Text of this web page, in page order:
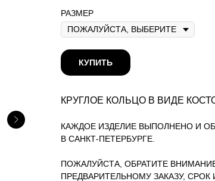
РАЗМЕР
КУПИТЬ
КРУГЛОЕ КОЛЬЦО В ВИДЕ
КАЖДОЕ ИЗДЕЛИЕ ВЫПОЛНЕНО И
В САНКТ-ПЕТЕРБУРГЕ.
ПОЖАЛУЙСТА, ОБРАТИТЕ
ПРЕДВАРИТЕЛЬНОМУ ЗАКАЗУ,